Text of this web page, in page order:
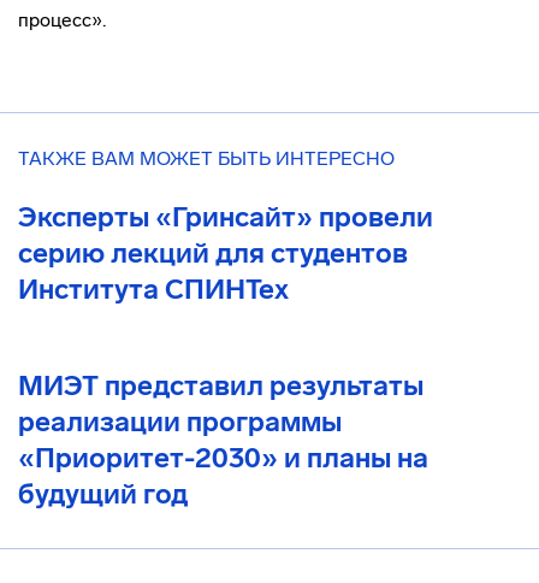
процесс».
ТАКЖЕ ВАМ МОЖЕТ БЫТЬ ИНТЕРЕСНО
Эксперты «Гринсайт» провели
серию лекций для студентов
Института СПИНТех
МИЭТ представил результаты
реализации программы
«Приоритет-2030» и планы на
будущий год